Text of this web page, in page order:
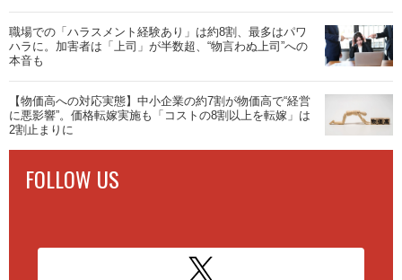
職場での「ハラスメント経験あり」は約8割、最多はパワ
ハラに。加害者は「上司」が半数超、“物言わぬ上司”への
本音も
【物価高への対応実態】中小企業の約7割が物価高で“経営
に悪影響”。価格転嫁実施も「コストの8割以上を転嫁」は
2割止まりに
FOLLOW US